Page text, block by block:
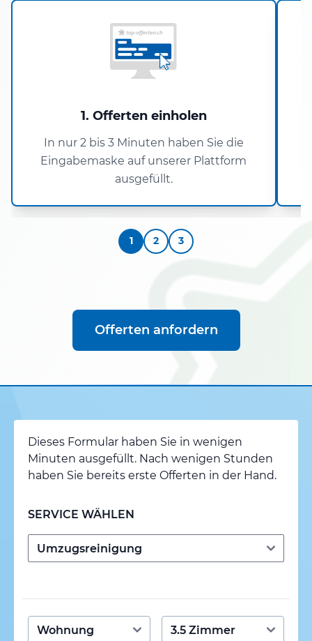
1. Offerten einholen
In nur 2 bis 3 Minuten haben Sie die
Eingabemaske auf unserer Plattform
ausgefüllt.
1 2 3
Offerten anfordern
Dieses Formular haben Sie in wenigen
Minuten ausgefüllt. Nach wenigen Stunden
haben Sie bereits erste Offerten in der Hand.
SERVICE WÄHLEN